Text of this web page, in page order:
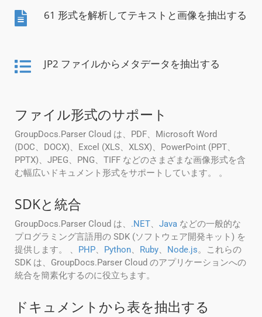
61 形式を解析してテキストと画像を抽出する
JP2 ファイルからメタデータを抽出する
ファイル形式のサポート
GroupDocs.Parser Cloud は、PDF、Microsoft Word
(DOC、DOCX)、Excel (XLS、XLSX)、PowerPoint (PPT、
PPTX)、JPEG、PNG、TIFF などのさまざまな画像形式を含
む幅広いドキュメント形式をサポートしています。 。
SDKと統合
GroupDocs.Parser Cloud は、 .NET、 Java などの一般的な
プログラミング言語用の SDK (ソフトウェア開発キット) を
提供します。 、 PHP、 Python、 Ruby、 Node.js。これらの
SDK は、GroupDocs.Parser Cloud のアプリケーションへの
統合を簡素化するのに役立ちます。
ドキュメントから表を抽出する